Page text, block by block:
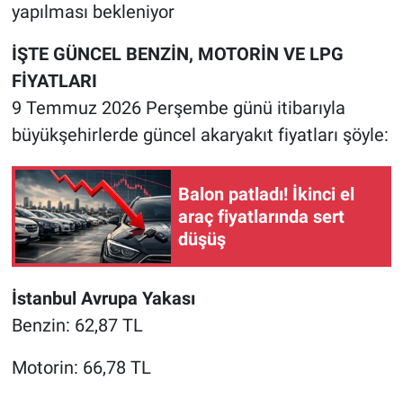
yapılması bekleniyor
İŞTE GÜNCEL BENZİN, MOTORİN VE LPG
FİYATLARI
9 Temmuz 2026 Perşembe günü itibarıyla
büyükşehirlerde güncel akaryakıt fiyatları şöyle:
Balon patladı! İkinci el
araç fiyatlarında sert
düşüş
İstanbul Avrupa Yakası
Benzin: 62,87 TL
Motorin: 66,78 TL